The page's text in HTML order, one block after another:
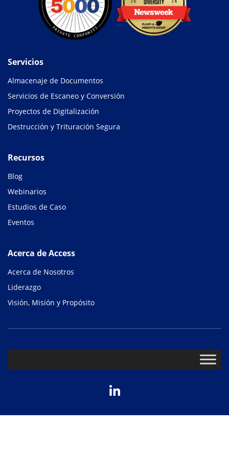
Servicios
Almacenaje de Documentos
Servicios de Escaneo y Conversión
Proyectos de Digitalización
Destrucción y Trituración Segura
Recursos
Blog
Webinarios
Estudios de Caso
Eventos
Acerca de Access
Acerca de Nosotros
Liderazgo
Visión, Misión y Propósito
LinkedIn